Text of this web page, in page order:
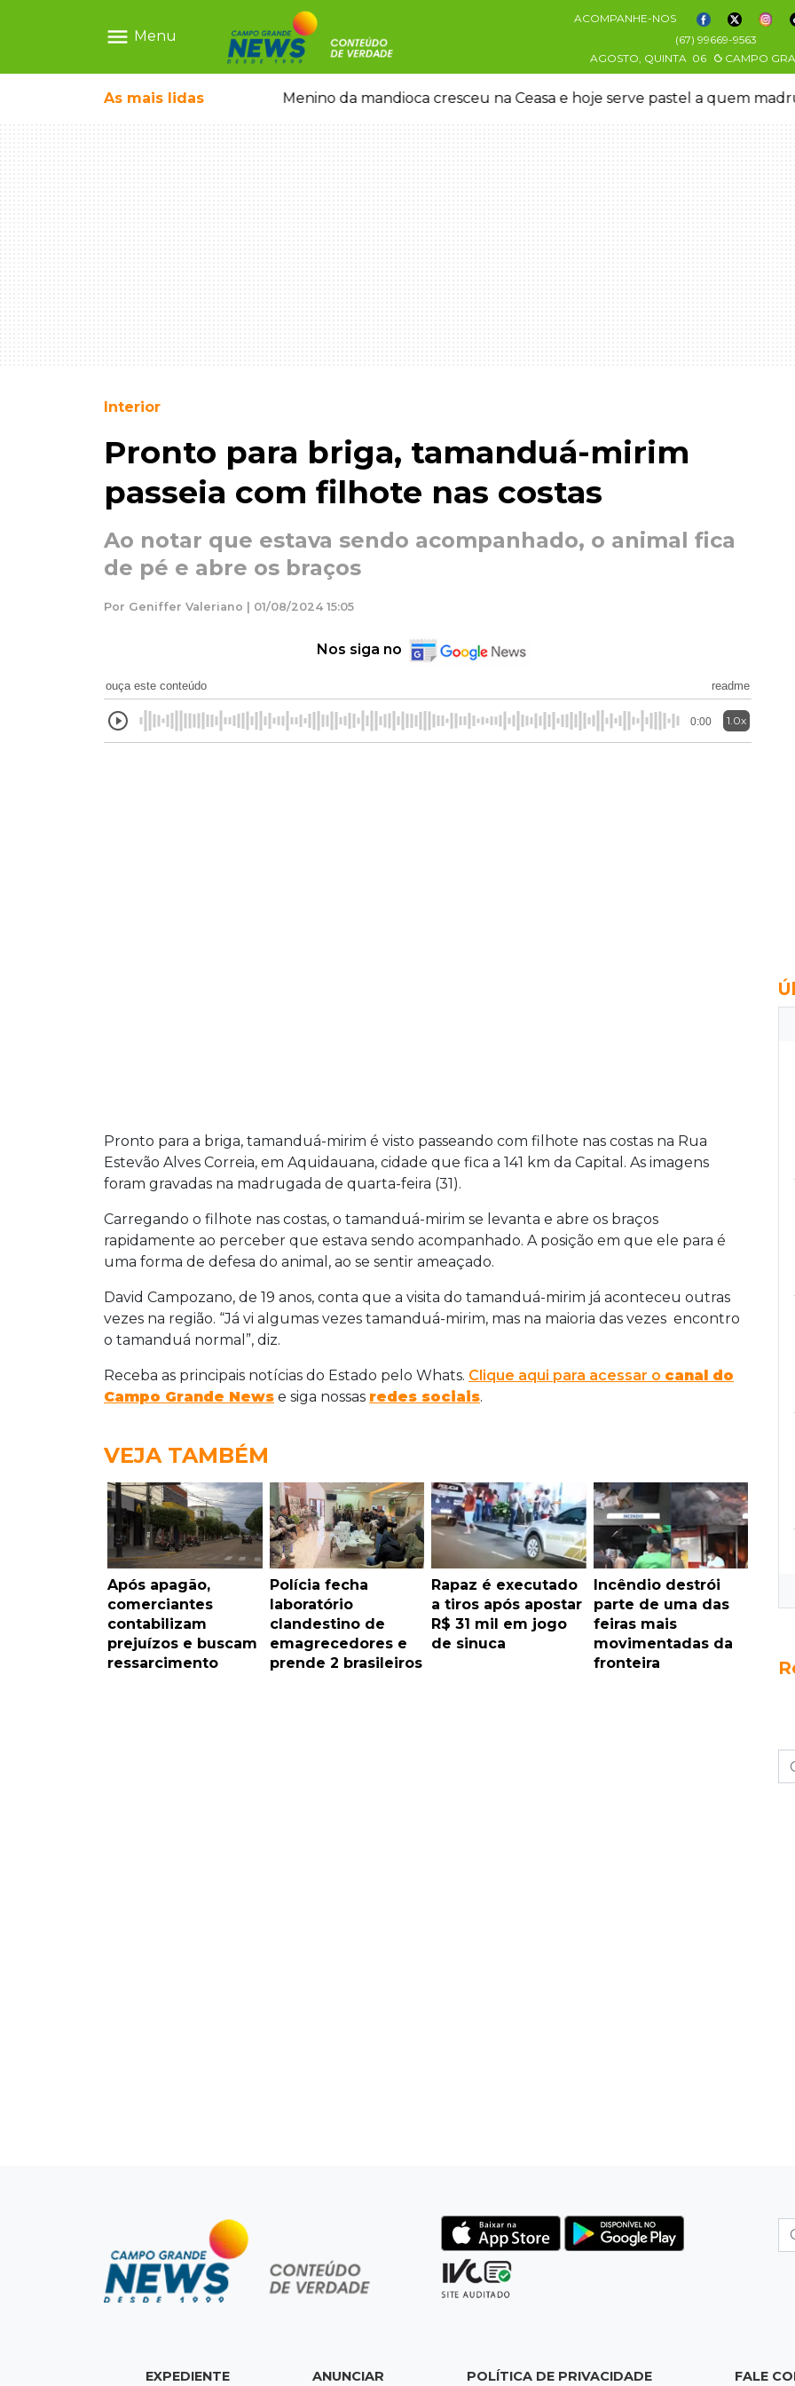
menu Menu
ACOMPANHE-NOS
(67) 99669-9563
AGOSTO, QUINTA 06 CAMPO
As mais lidas
não reconhece o filho queimado Menino da mandioca cresceu na Ceasa e hoje serve pastel a quem
Interior
Pronto para briga, tamanduá-mirim
passeia com filhote nas costas
Ao notar que estava sendo acompanhado, o animal fica
de pé e abre os braços
Por Geniffer Valeriano | 01/08/2024 15:05
Nos siga no
ouça este conteúdo readme
0:00 1.0x
Pronto para a briga, tamanduá-mirim é visto passeando com filhote nas costas na Rua
Estevão Alves Correia, em Aquidauana, cidade que fica a 141 km da Capital. As imagens
foram gravadas na madrugada de quarta-feira (31).
Carregando o filhote nas costas, o tamanduá-mirim se levanta e abre os braços
rapidamente ao perceber que estava sendo acompanhado. A posição em que ele para é
uma forma de defesa do animal, ao se sentir ameaçado.
David Campozano, de 19 anos, conta que a visita do tamanduá-mirim já aconteceu outras
vezes na região. “Já vi algumas vezes tamanduá-mirim, mas na maioria das vezes encontro
o tamanduá normal”, diz.
Receba as principais notícias do Estado pelo Whats. Clique aqui para acessar o canal do
Campo Grande News e siga nossas redes sociais.
VEJA TAMBÉM
Após apagão,
comerciantes
contabilizam
prejuízos e buscam
ressarcimento
Polícia fecha
laboratório
clandestino de
emagrecedores e
prende 2 brasileiros
Rapaz é executado
a tiros após apostar
R$ 31 mil em jogo
de sinuca
Incêndio destrói
parte de uma das
feiras mais
movimentadas da
fronteira
EXPEDIENTE ANUNCIAR POLÍTICA DE PRIVACIDADE FALE